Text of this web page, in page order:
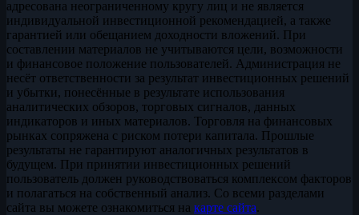
адресована неограниченному кругу лиц и не является
индивидуальной инвестиционной рекомендацией, а также
гарантией или обещанием доходности вложений. При
составлении материалов не учитываются цели, возможности
и финансовое положение пользователей. Администрация не
несёт ответственности за результат инвестиционных решений
и убытки, понесённые в результате использования
аналитических обзоров, торговых сигналов, данных
индикаторов и иных материалов. Торговля на финансовых
рынках сопряжена с риском потери капитала. Прошлые
результаты не гарантируют аналогичных результатов в
будущем. При принятии инвестиционных решений
пользователь должен руководствоваться комплексом факторов
и полагаться на собственный анализ. Со всеми разделами
сайта вы можете ознакомиться на карте сайта.